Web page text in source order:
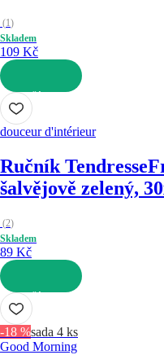
(1)
Skladem
109 Kč
DO KOŠÍKU
douceur d'intérieur
Ručník Tendresse
šalvějově zelený,
(2)
Skladem
89 Kč
DO KOŠÍKU
-18 %sada 4 ks
Good Morning